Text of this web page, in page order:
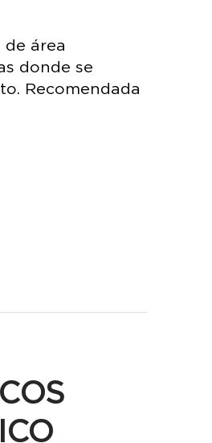
área
donde se
Recomendada